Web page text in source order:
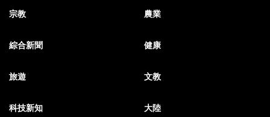
宗教 農業
綜合新聞 健康
旅遊 文教
科技新知 大陸